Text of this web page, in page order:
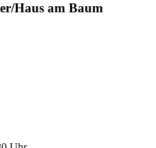
Haus am Baum